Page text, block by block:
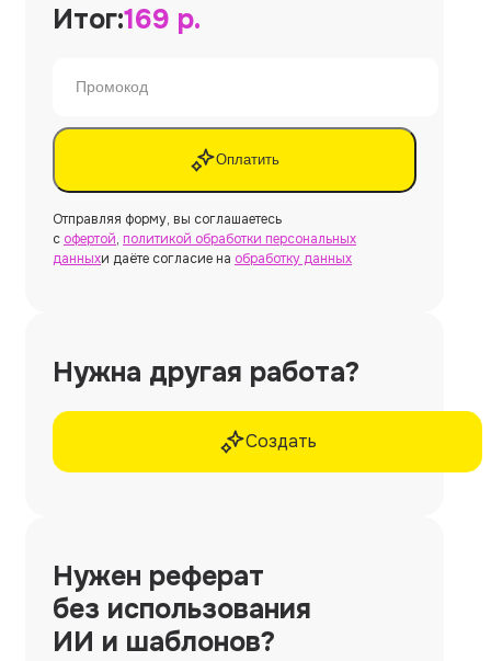
Итог:169 р.
Оплатить
Отправляя форму, вы соглашаетесь
с офертой, политикой обработки персональных
данныхи даёте согласие на обработку данных
Нужна другая работа?
Создать
Нужен реферат
без использования
ИИ и шаблонов?